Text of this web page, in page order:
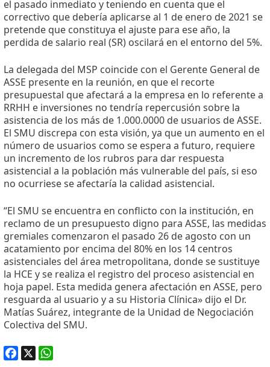
el pasado inmediato y teniendo en cuenta que el
correctivo que debería aplicarse al 1 de enero de 2021 se
pretende que constituya el ajuste para ese año, la
perdida de salario real (SR) oscilará en el entorno del 5%.
La delegada del MSP coincide con el Gerente General de
ASSE presente en la reunión, en que el recorte
presupuestal que afectará a la empresa en lo referente a
RRHH e inversiones no tendría repercusión sobre la
asistencia de los más de 1.000.0000 de usuarios de ASSE.
El SMU discrepa con esta visión, ya que un aumento en el
número de usuarios como se espera a futuro, requiere
un incremento de los rubros para dar respuesta
asistencial a la población más vulnerable del país, si eso
no ocurriese se afectaría la calidad asistencial.
“El SMU se encuentra en conflicto con la institución, en
reclamo de un presupuesto digno para ASSE, las medidas
gremiales comenzaron el pasado 26 de agosto con un
acatamiento por encima del 80% en los 14 centros
asistenciales del área metropolitana, donde se sustituye
la HCE y se realiza el registro del proceso asistencial en
hoja papel. Esta medida genera afectación en ASSE, pero
resguarda al usuario y a su Historia Clínica» dijo el Dr.
Matías Suárez, integrante de la Unidad de Negociación
Colectiva del SMU.